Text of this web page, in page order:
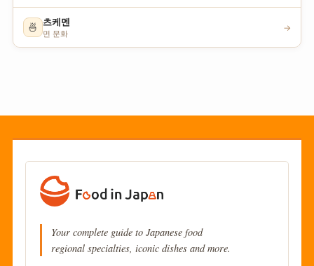
🍜 츠케멘
면 문화
→
Your complete guide to Japanese food
regional specialties, iconic dishes and more.